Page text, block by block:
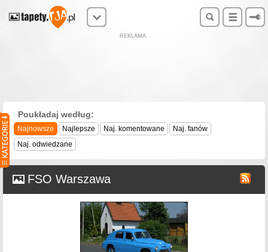
REKLAMA
Poukładaj według:
Najnowsze Najlepsze Naj. komentowane
Naj. fanów
Naj. odwiedzane
FSO Warszawa